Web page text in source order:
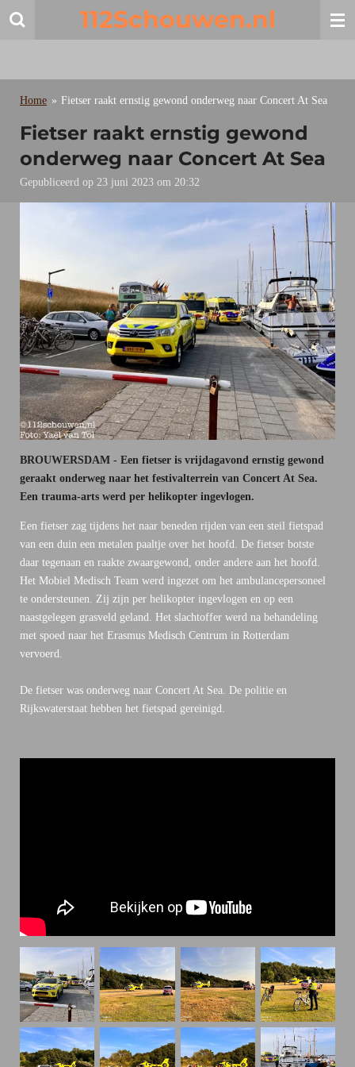
Ga
112Schouwen.nl
Home » Fietser raakt ernstig gewond onderweg naar Concert At Sea
Fietser raakt ernstig gewond
onderweg naar Concert At Sea
Gepubliceerd op 23 juni 2023 om 20:32
BROUWERSDAM - Een fietser is vrijdagavond ernstig gewond
geraakt onderweg naar het festivalterrein van Concert At Sea.
Een trauma-arts werd per helikopter ingevlogen.
Een fietser zag tijdens het naar beneden rijden van een steil fietspad
van een duin een metalen paaltje over het hoofd. De fietser botste
daar tegenaan en raakte zwaargewond, onder andere aan het hoofd.
Het Mobiel Medisch Team werd ingezet om het ambulancepersoneel
te ondersteunen. Zij zijn per helikopter ingevlogen en op een
naastgelegen grasveld geland. Het slachtoffer werd na behandeling
met spoed naar het Erasmus Medisch Centrum in Rotterdam
vervoerd.
De fietser was onderweg naar Concert At Sea. De politie en
Rijkswaterstaat hebben het fietspad gereinigd.